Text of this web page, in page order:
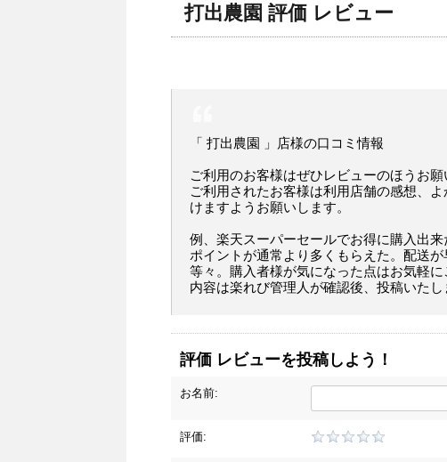
打出農園 評価 レビュー
「 打出農園 」店様の口コミ情報
ご利用のお客様はぜひレビューのほうお願
ご利用されたお客様は利用店舗の感想、
けますようお願いします。
例、楽天スーパーセールでお得に購入出
ポイントが通常より多くもらえた。配送
等々。購入者様が気になった点はお気軽
内容は楽れび管理人が確認後、投稿いたし
評価 レビューを投稿しよう！
お名前:
評価: